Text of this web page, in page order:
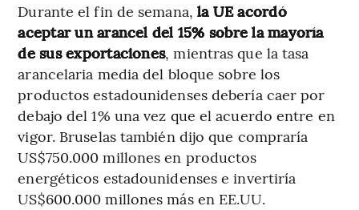
Durante el fin de semana, la UE acordó
aceptar un arancel del 15% sobre la mayoría
de sus exportaciones, mientras que la tasa
arancelaria media del bloque sobre los
productos estadounidenses debería caer por
debajo del 1% una vez que el acuerdo entre en
vigor. Bruselas también dijo que compraría
US$750.000 millones en productos
energéticos estadounidenses e invertiría
US$600.000 millones más en EE.UU.